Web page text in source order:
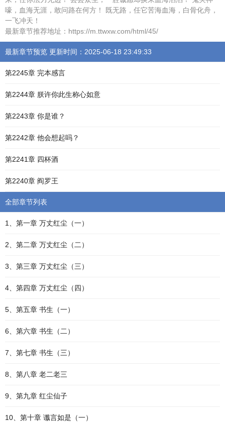
嚎，血海无涯，敢问路在何方！ 既无路，任它苦海血海，白骨化舟，
一飞冲天！
最新章节推荐地址：https://m.ttwxw.com/html/45/
最新章节预览 更新时间：2025-06-18 23:49:33
第2245章 完本感言
第2244章 朕许你此生称心如意
第2243章 你是谁？
第2242章 他会想起吗？
第2241章 四杯酒
第2240章 阎罗王
全部章节列表
1、第一章 万丈红尘（一）
2、第二章 万丈红尘（二）
3、第三章 万丈红尘（三）
4、第四章 万丈红尘（四）
5、第五章 书生（一）
6、第六章 书生（二）
7、第七章 书生（三）
8、第八章 老二老三
9、第九章 红尘仙子
10、第十章 谶言如是（一）